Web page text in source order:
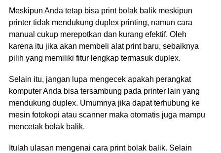
Meskipun Anda tetap bisa print bolak balik meskipun
printer tidak mendukung duplex printing, namun cara
manual cukup merepotkan dan kurang efektif. Oleh
karena itu jika akan membeli alat print baru, sebaiknya
pilih yang memiliki fitur lengkap termasuk duplex.
Selain itu, jangan lupa mengecek apakah perangkat
komputer Anda bisa tersambung pada printer lain yang
mendukung duplex. Umumnya jika dapat terhubung ke
mesin fotokopi atau scanner maka otomatis juga mampu
mencetak bolak balik.
Itulah ulasan mengenai cara print bolak balik. Selain